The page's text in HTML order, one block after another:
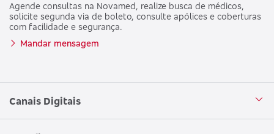
Agende consultas na Novamed, realize busca de médicos,
solicite segunda via de boleto, consulte apólices e coberturas
com facilidade e segurança.
Mandar mensagem
Canais Digitais